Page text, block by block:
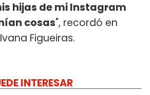
hijas de mi Instagram
cosas", recordó en
Figueiras.
INTERESAR